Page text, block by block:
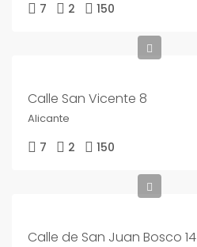
7 2 150
Calle San Vicente 8
Alicante
7 2 150
Calle de San Juan Bosco 14